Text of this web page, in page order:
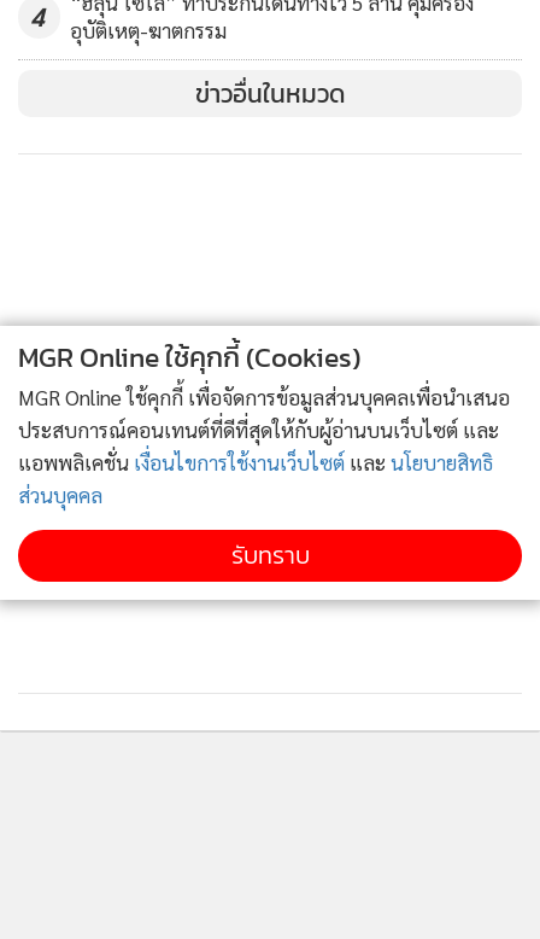
4
อุบัติเหตุ-ฆาตกรรม
ข่าวอื่นในหมวด
MGR Online ใช้คุกกี้ (Cookies)
MGR Online ใช้คุกกี้ เพื่อจัดการข้อมูลส่วนบุคคลเพื่อนำเสนอ
ประสบการณ์คอนเทนต์ที่ดีที่สุดให้กับผู้อ่านบนเว็บไซต์ และ
แอพพลิเคชั่น เงื่อนไขการใช้งานเว็บไซต์ และ นโยบายสิทธิ
ส่วนบุคคล
รับทราบ